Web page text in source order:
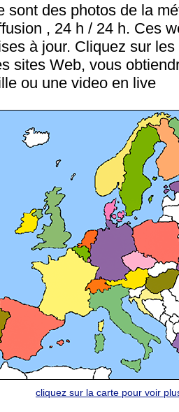
sont des photos de la
, 24 h / 24 h. Ces
à jour. Cliquez sur
sites Web, vous
ou une video en live
cliquez sur la carte pour voir